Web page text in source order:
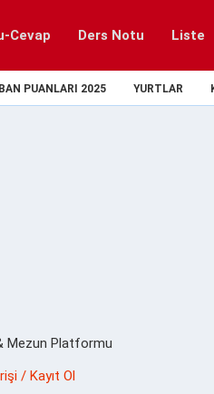
Cevap Ders Notu Liste
PUANLARI 2025 YURTLAR
Mezun Platformu
/ Kayıt Ol